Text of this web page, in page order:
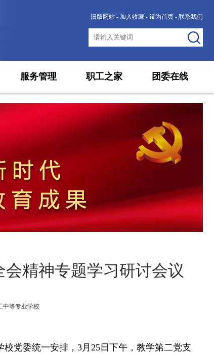
旧版网站 - 加入收藏 - 设为首页 - 联系我们
服务管理 职工之家 团委在线
精神专题学习研讨会议
中等专业学校
党委统一安排，3月25日下午，教学第二党支